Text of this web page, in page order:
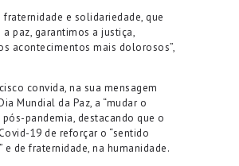
fraternidade e solidariedade, que
paz, garantimos a justiça,
acontecimentos mais dolorosos”,
convida, na sua mensagem
Mundial da Paz, a “mudar o
pós-pandemia, destacando que o
19 de reforçar o “sentido
e de fraternidade, na humanidade.